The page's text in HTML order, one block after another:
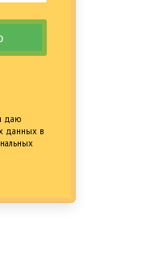
даю
данных в